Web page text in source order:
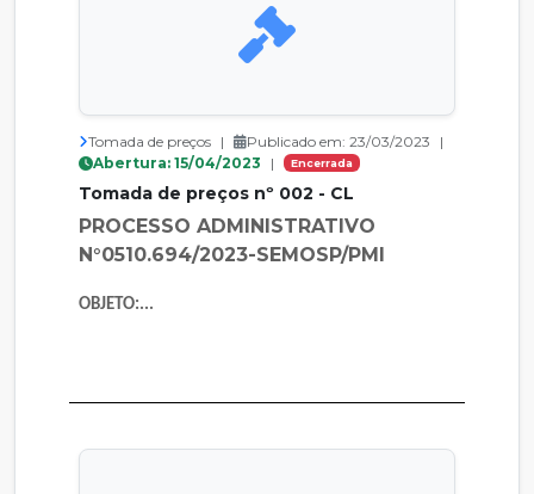
Tomada de preços | Publicado em: 23/03/2023
|
Abertura: 15/04/2023
| Encerrada
Tomada de preços nº 002 - CL
PROCESSO ADMINISTRATIVO
N°0510.694/2023-SEMOSP/PMI
OBJETO:...